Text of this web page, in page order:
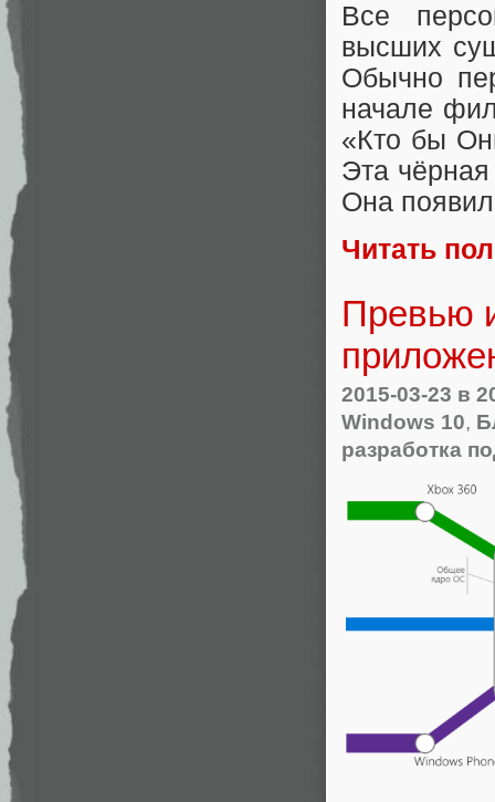
Все
высших
Обычно
начале
«Кто бы
Эта
Она
Читать
Превью
2015-03-23 в
Windows 10,
разработка